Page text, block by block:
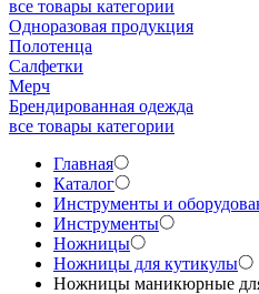
все товары категории
Одноразовая продукция
Полотенца
Салфетки
Мерч
Брендированная одежда
все товары категории
Главная
Каталог
Инструменты и
Инструменты
Ножницы
Ножницы для кутикулы
Ножницы маникюрные